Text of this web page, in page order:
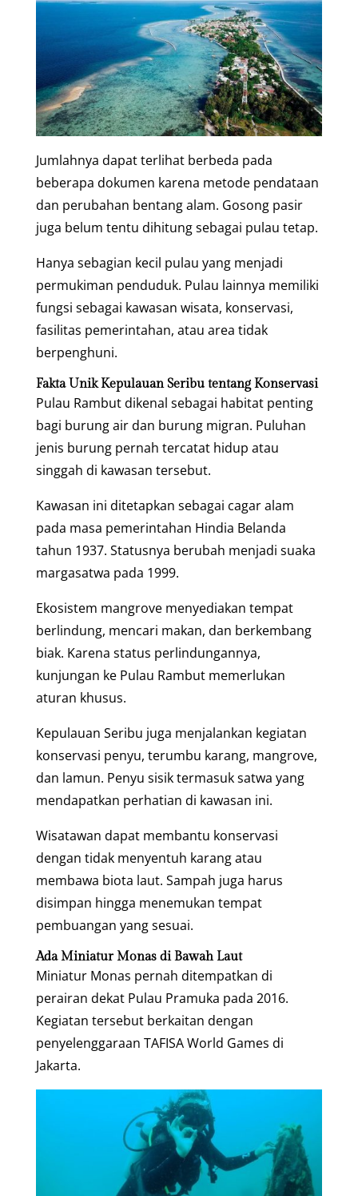
Jumlahnya dapat terlihat berbeda pada
beberapa dokumen karena metode pendataan
dan perubahan bentang alam. Gosong pasir
juga belum tentu dihitung sebagai pulau tetap.
Hanya sebagian kecil pulau yang menjadi
permukiman penduduk. Pulau lainnya memiliki
fungsi sebagai kawasan wisata, konservasi,
fasilitas pemerintahan, atau area tidak
berpenghuni.
Fakta Unik Kepulauan Seribu tentang Konservasi
Pulau Rambut dikenal sebagai habitat penting
bagi burung air dan burung migran. Puluhan
jenis burung pernah tercatat hidup atau
singgah di kawasan tersebut.
Kawasan ini ditetapkan sebagai cagar alam
pada masa pemerintahan Hindia Belanda
tahun 1937. Statusnya berubah menjadi suaka
margasatwa pada 1999.
Ekosistem mangrove menyediakan tempat
berlindung, mencari makan, dan berkembang
biak. Karena status perlindungannya,
kunjungan ke Pulau Rambut memerlukan
aturan khusus.
Kepulauan Seribu juga menjalankan kegiatan
konservasi penyu, terumbu karang, mangrove,
dan lamun. Penyu sisik termasuk satwa yang
mendapatkan perhatian di kawasan ini.
Wisatawan dapat membantu konservasi
dengan tidak menyentuh karang atau
membawa biota laut. Sampah juga harus
disimpan hingga menemukan tempat
pembuangan yang sesuai.
Ada Miniatur Monas di Bawah Laut
Miniatur Monas pernah ditempatkan di
perairan dekat Pulau Pramuka pada 2016.
Kegiatan tersebut berkaitan dengan
penyelenggaraan TAFISA World Games di
Jakarta.